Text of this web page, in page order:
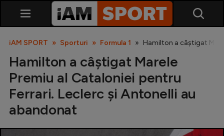
SuperLiga
iAM SPORT Sporturi Formula 1 Hamilton a câștigat
Hamilton a câștigat Marele
Premiu al Cataloniei pentru
Ferrari. Leclerc și Antonelli au
abandonat